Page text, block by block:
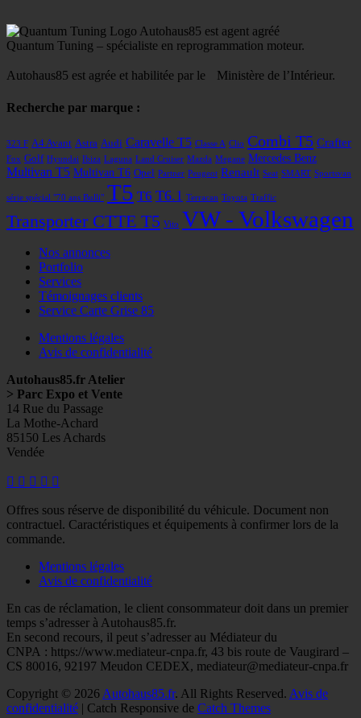
Autohaus85 est agent agréé
Quantum Tuning – spécialiste en reprogrammation moteur.
Autohaus85 est agrée et habilitée par le Ministère de l’Intérieur.
Recherche par marque :
323 F A4 Avant Astra Audi Caravelle T5 Classe A Clio Combi T5 Crafter
Fox Golf Hyundai Ibiza Laguna Land Cruiser Mazda Megane Mercedes Benz
Multivan T5 Multivan T6 Opel Partner Peugeot Renault Seat SMART Sportsvan
série spécial "70 ans Bulli" T5 T6 T6.1 Terracan Toyota Traffic
Transporter CTTE T5 Vito VW - Volkswagen
Nos annonces
Portfolio
Services
Témoignages clients
Service Carte Grise 85
Mentions légales
Avis de confidentialité
Autohaus85.fr Atelier
> Parc Expo et Vente
14 Rue du Passage
La Mothe-Achard
85150 Les Achards
Vendée
Facebook
Googleplus
E- Instagram
Offres sous réserve de disponibilité du véhicule. Document non
contractuel. Caractéristiques et équipements à confirmer lors de la
commande.
Mentions légales
Avis de confidentialité
En cas de réclamation, le client consommateur doit dans un premier
temps s’adresser à Autohaus85.fr.
En second recours, il peut s’adresser au Médiateur du
CNPA : https://www.mediateur-cnpa.fr, 43 bis route de Vaugirard –
CS 80016, 92197 Meudon CEDEX, mediateur@mediateur-cnpa.fr
Copyright © 2026 Autohaus85.fr. All Rights Reserved. Avis de
confidentialité | Catch Responsive de Catch Themes